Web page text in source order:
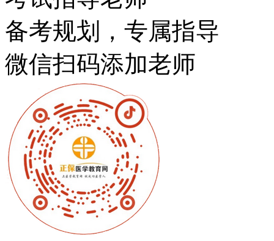
备考规划，专属指导
微信扫码添加老师